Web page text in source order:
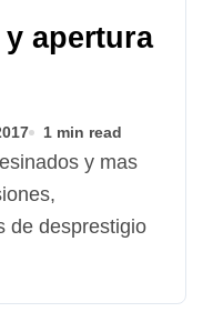
apertura
1 min read
de desprestigio